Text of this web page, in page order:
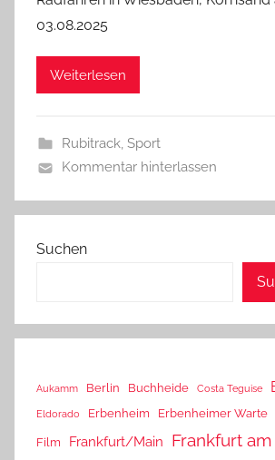
03.08.2025
Weiterlesen
Rubitrack, Sport
Kommentar hinterlassen
Suchen
Aukamm Berlin Buchheide Costa Teguise
Eldorado Erbenheim Erbenheimer Warte
Film Frankfurt/Main Frankfurt